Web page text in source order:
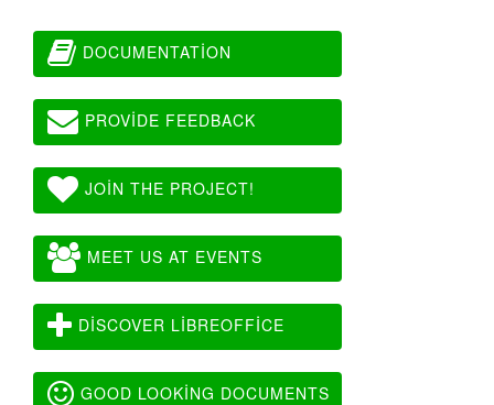
DOCUMENTATION
PROVIDE FEEDBACK
JOIN THE PROJECT!
MEET US AT EVENTS
DISCOVER LIBREOFFICE
GOOD LOOKING DOCUMENTS